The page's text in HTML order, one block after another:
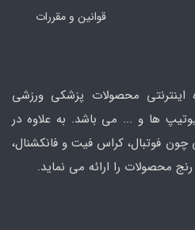
قوانین و مقررات
اینترنتی محصولات پزشکی ورزشی
ها و ... می باشد. به علاوه در
فوتبال، کراس فیت و فانکشنال،
رنج محصولات را ارائه می نماید.